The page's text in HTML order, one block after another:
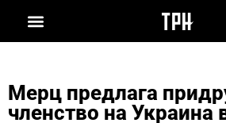
Мерц предлага
членство на Украина